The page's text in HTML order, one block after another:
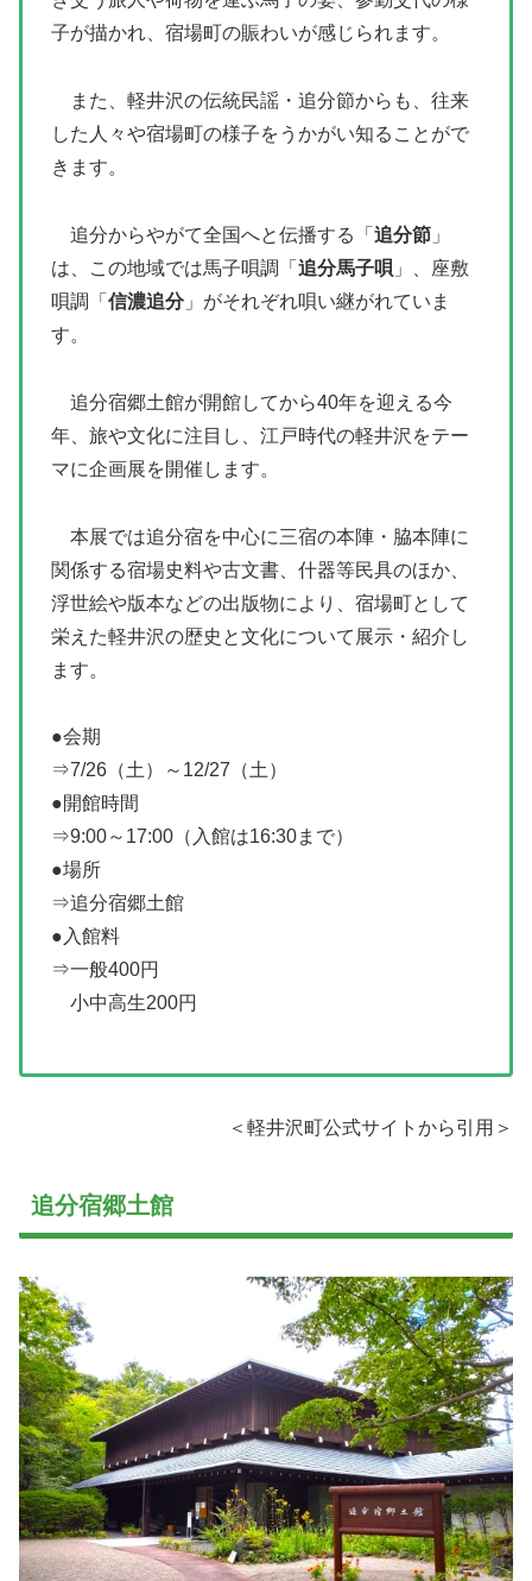
子が描かれ、宿場町の賑わいが感じられます。
また、軽井沢の伝統民謡・追分節からも、往来
した人々や宿場町の様子をうかがい知ることがで
きます。
追分からやがて全国へと伝播する「 追分節 」
は、この地域では馬子唄調「 追分馬子唄 」、座敷
唄調「 信濃追分」がそれぞれ唄い継がれていま
す。
追分宿郷土館が開館してから40年を迎える今
年、旅や文化に注目し、江戸時代の軽井沢をテー
マに企画展を開催します。
本展では追分宿を中心に三宿の本陣・脇本陣に
関係する宿場史料や古文書、什器等民具のほか、
浮世絵や版本などの出版物により、宿場町として
栄えた軽井沢の歴史と文化について展示・紹介し
ます。
●会期
⇒7/26（土）～12/27（土）
●開館時間
⇒9:00～17:00（入館は16:30まで）
●場所
⇒追分宿郷土館
●入館料
⇒一般400円
小中高生200円
＜軽井沢町公式サイトから引用＞
追分宿郷土館